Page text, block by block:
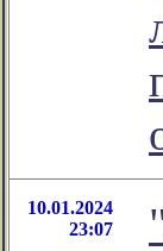
10.01.2024
23:07